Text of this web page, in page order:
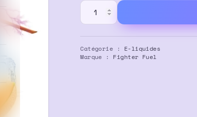
quantité
de
Toshimura
Catégorie : E-liquides
Marque : Fighter Fuel